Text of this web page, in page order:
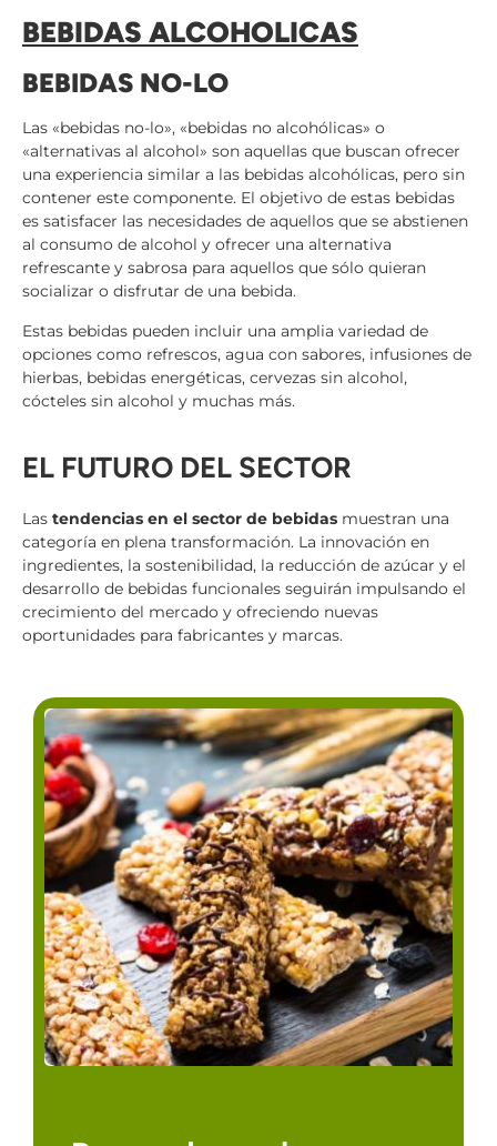
BEBIDAS ALCOHOLICAS
BEBIDAS NO-LO
Las «bebidas no-lo», «bebidas no alcohólicas» o
«alternativas al alcohol» son aquellas que buscan ofrecer
una experiencia similar a las bebidas alcohólicas, pero sin
contener este componente. El objetivo de estas bebidas
es satisfacer las necesidades de aquellos que se abstienen
al consumo de alcohol y ofrecer una alternativa
refrescante y sabrosa para aquellos que sólo quieran
socializar o disfrutar de una bebida.
Estas bebidas pueden incluir una amplia variedad de
opciones como refrescos, agua con sabores, infusiones de
hierbas, bebidas energéticas, cervezas sin alcohol,
cócteles sin alcohol y muchas más.
EL FUTURO DEL SECTOR
Las tendencias en el sector de bebidas muestran una
categoría en plena transformación. La innovación en
ingredientes, la sostenibilidad, la reducción de azúcar y el
desarrollo de bebidas funcionales seguirán impulsando el
crecimiento del mercado y ofreciendo nuevas
oportunidades para fabricantes y marcas.